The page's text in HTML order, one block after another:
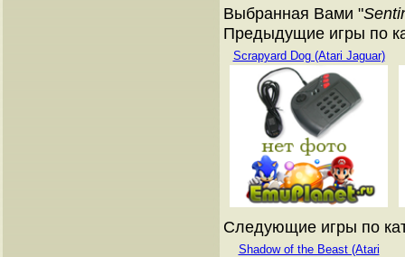
Выбранная Вами "
Предыдущие игры по
Scrapyard Dog (Atari Jaguar)
Следующие игры по
Shadow of the Beast (Atari